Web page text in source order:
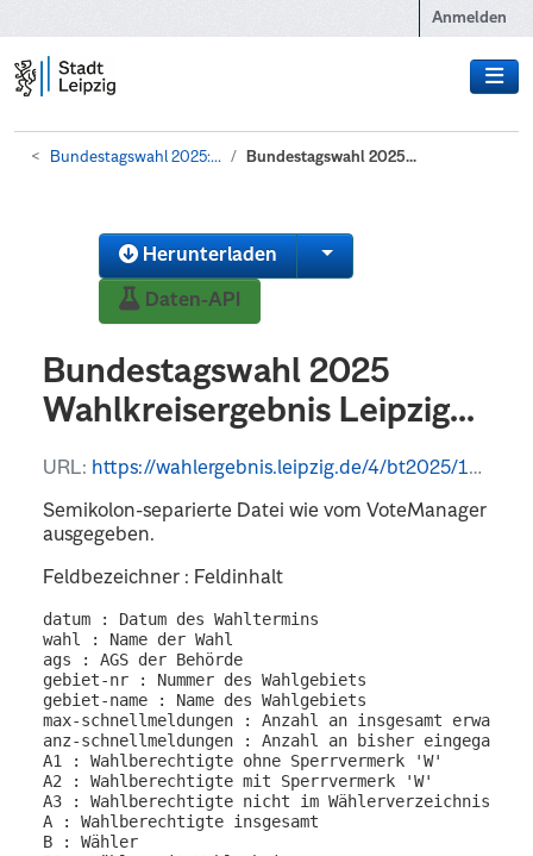
Anmelden
Bundestagswahl 2025:... Bundestagswahl 2025...
Herunterladen
Daten-API
Bundestagswahl 2025
Wahlkreisergebnis Leipzig...
URL: https://wahlergebnis.leipzig.de/4/bt2025/14713000/daten/opendata/Open-Data-14713000-Bundestagswahl-Gemeinden-Wahlkreis-151.csv
Semikolon-separierte Datei wie vom VoteManager
ausgegeben.
Feldbezeichner : Feldinhalt
datum : Datum des Wahltermins
wahl : Name der Wahl
ags : AGS der Behörde
gebiet-nr : Nummer des Wahlgebiets
gebiet-name : Name des Wahlgebiets
max-schnellmeldungen : Anzahl an insgesamt
anz-schnellmeldungen : Anzahl an bisher
A1 : Wahlberechtigte ohne Sperrvermerk 'W'
A2 : Wahlberechtigte mit Sperrvermerk 'W'
A3 : Wahlberechtigte nicht im Wählerverzeichnis
A : Wahlberechtigte insgesamt
B : Wähler